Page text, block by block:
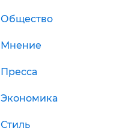
Общество
Мнение
Пресса
Экономика
Стиль